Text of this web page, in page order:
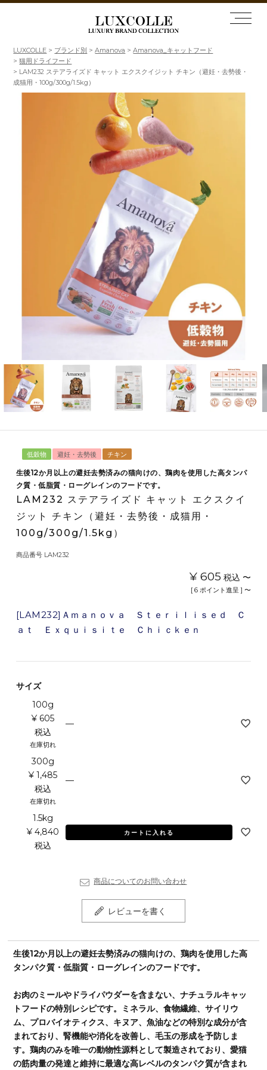
LUXCOLLE ブランド別 Amanova
Amanova_キャットフード
猫用ドライフード
LAM232 ステアライズド キャット エクスクイジット チキン（避妊・去勢後・
成猫用・100g/300g/1.5kg）
低穀物 避妊・去勢後 チキン
生後12か月以上の避妊去勢済みの猫向けの、鶏肉を使用した高タンパ
ク質・低脂質・ローグレインのフードです。
LAM232 ステアライズド キャット エクスクイ
ジット チキン（避妊・去勢後・成猫用・
100g/300g/1.5kg）
商品番号 LAM232
¥ 605 税込 〜
[ 6 ポイント進呈 ] 〜
[LAM232]Ａｍａｎｏｖａ Ｓｔｅｒｉｌｉｓｅｄ Ｃ
ａｔ Ｅｘｑｕｉｓｉｔｅ Ｃｈｉｃｋｅｎ
サイズ
100g
¥ 605
税込
在庫切れ
—
300g
¥ 1,485
税込
在庫切れ
—
1.5kg
¥ 4,840
税込
カートに入れる
商品についてのお問い合わせ
レビューを書く
生後12か月以上の避妊去勢済みの猫向けの、鶏肉を使用した高
タンパク質・低脂質・ローグレインのフードです。
お肉のミールやドライパウダーを含まない、ナチュラルキャッ
トフードの特別レシピです。ミネラル、食物繊維、サイリウ
ム、プロバイオティクス、キヌア、魚油などの特別な成分が含
まれており、腎機能や消化を改善し、毛玉の形成を予防しま
す。鶏肉のみを唯一の動物性源料として製造されており、愛猫
の筋肉量の発達と維持に最適な高レベルのタンパク質が含まれ